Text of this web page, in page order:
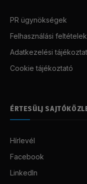
PR ügynökségek
Felhasználási feltételek
Adatkezelési
Cookie tájékoztató
ÉRTESÜLJ
Hírlevél
Facebook
LinkedIn